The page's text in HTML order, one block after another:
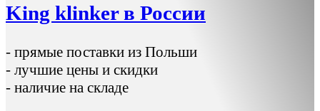
King klinker в России
- прямые поставки из Польши
- лучшие цены и скидки
- наличие на складе